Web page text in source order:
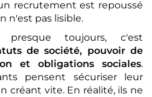
recrutement est repoussé
n'est pas lisible.
toujours, c'est
de société, pouvoir de
et obligations sociales.
pensent sécuriser leur
créant vite. En réalité, ils ne